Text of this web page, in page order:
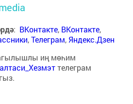
: ВКонтакте, ВКонтакте,
,Телеграм, Яндекс.Дзен
иң мөһим
телеграм